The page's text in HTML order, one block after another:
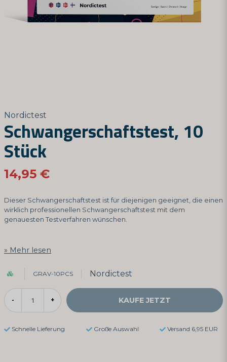
Nordictest
Schwangerschaftstest, 10
Stück
14,95 €
Dieser Schwangerschaftstest ist für diejenigen geeignet, die einen
wirklich professionellen Schwangerschaftstest mit dem
genauesten Testverfahren wünschen.
Mehr lesen
GRAV-10PCS Nordictest
- + KAUFE JETZT
Schnelle Lieferung Große Auswahl Versand 6,95 EUR